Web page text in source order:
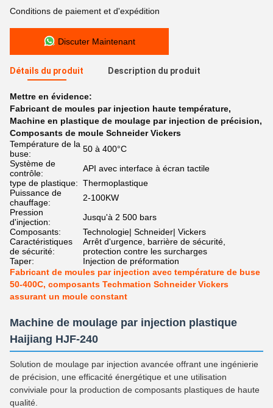
Conditions de paiement et d'expédition
Discuter Maintenant
Détails du produit Description du produit
Mettre en évidence:
Fabricant de moules par injection haute température,
Machine en plastique de moulage par injection de précision,
Composants de moule Schneider Vickers
Température de la
buse:
50 à 400°C
Système de
contrôle:
API avec interface à écran tactile
type de plastique: Thermoplastique
Puissance de
chauffage:
2-100KW
Pression
d'injection:
Jusqu'à 2 500 bars
Composants:
Technologie| Schneider| Vickers
Caractéristiques
de sécurité:
Arrêt d'urgence, barrière de sécurité,
protection contre les surcharges
Taper:
Injection de préformation
Fabricant de moules par injection avec température de buse
50-400C, composants Techmation Schneider Vickers
assurant un moule constant
Machine de moulage par injection plastique
Haijiang HJF-240
Solution de moulage par injection avancée offrant une ingénierie
de précision, une efficacité énergétique et une utilisation
conviviale pour la production de composants plastiques de haute
qualité.